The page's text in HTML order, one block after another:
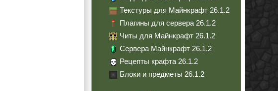
Текстуры для Майнкрафт 26.1.2
Плагины для сервера 26.1.2
Читы для Майнкрафт 26.1.2
Сервера Майнкрафт 26.1.2
Рецепты крафта 26.1.2
Блоки и предметы 26.1.2